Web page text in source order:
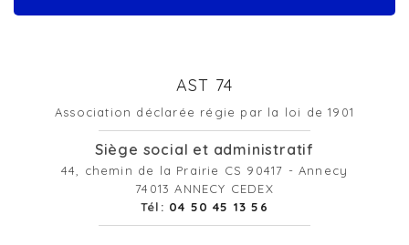
AST 74
Association déclarée régie par la loi de 1901
Siège social et administratif
44, chemin de la Prairie CS 90417 - Annecy
74013 ANNECY CEDEX
Tél: 04 50 45 13 56